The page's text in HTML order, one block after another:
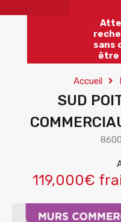
sans
être
Accueil
SUD
119,000€